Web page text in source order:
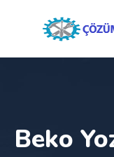
Beko